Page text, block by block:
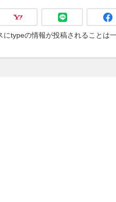
typeの情報が投稿されることは